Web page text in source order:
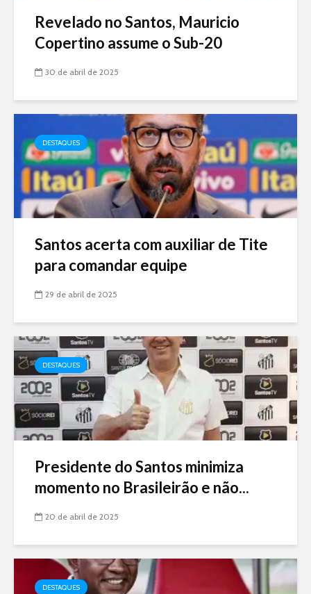
Revelado no Santos, Mauricio
Copertino assume o Sub-20
30 de abril de 2025
DESTAQUES
Santos acerta com auxiliar de Tite
para comandar equipe
29 de abril de 2025
DESTAQUES
Presidente do Santos minimiza
momento no Brasileirão e não...
20 de abril de 2025
DESTAQUES